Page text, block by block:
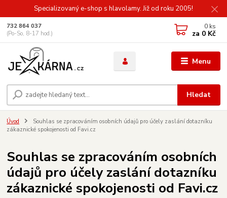
Specializovaný e-shop s hlavolamy. Již od roku 2005!
Menu
Hledat
732 864 037
(Po-So, 8-17 hod.)
0 ks
za 0 Kč
Úvod
Souhlas se zpracováním osobních údajů pro účely zaslání dotazníku
zákaznické spokojenosti od Favi.cz
Souhlas se zpracováním osobních
údajů pro účely zaslání dotazníku
zákaznické spokojenosti od Favi.cz